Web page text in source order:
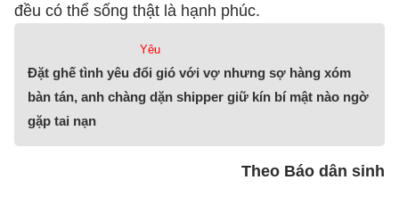
đều có thể sống thật là hạnh phúc.
Yêu
Đặt ghế tình yêu đổi gió với vợ nhưng sợ hàng xóm
bàn tán, anh chàng dặn shipper giữ kín bí mật nào ngờ
gặp tai nạn
Theo Báo dân sinh